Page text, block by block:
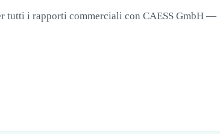
tutti i rapporti commerciali con CAESS GmbH —